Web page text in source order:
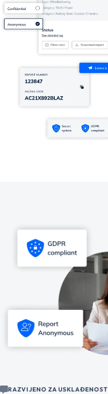
RAZVIJENO ZA USKLAĐENOST